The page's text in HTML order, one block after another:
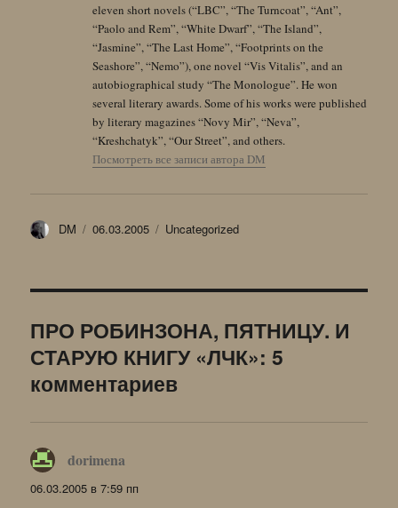
eleven short novels (“LBC”, “The Turncoat”, “Ant”,
“Paolo and Rem”, “White Dwarf”, “The Island”,
“Jasmine”, “The Last Home”, “Footprints on the
Seashore”, “Nemo”), one novel “Vis Vitalis”, and an
autobiographical study “The Monologue”. He won
several literary awards. Some of his works were published
by literary magazines “Novy Mir”, “Neva”,
“Kreshchatyk”, “Our Street”, and others.
Посмотреть все записи автора DM
Автор
DM Опубликовано
06.03.2005 Рубрики
Uncategorized
ПРО РОБИНЗОНА, ПЯТНИЦУ. И
СТАРУЮ КНИГУ «ЛЧК»: 5
комментариев
dorimena
06.03.2005 в 7:59 пп